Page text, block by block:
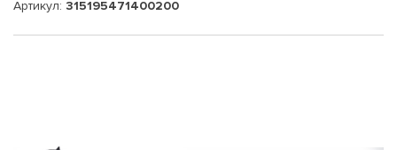
Артикул: 315195471400200